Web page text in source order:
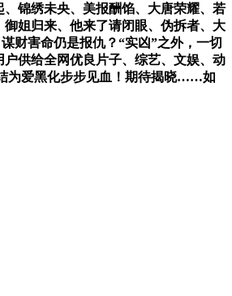
锦绣未央、美报酬馅、大唐荣耀、若
姐归来、他来了请闭眼、伪拆者、大
财害命仍是报仇？“实凶”之外，一切
供给全网优良片子、综艺、文娱、动
为爱黑化步步见血！期待揭晓……如